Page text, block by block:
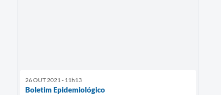
26 OUT 2021 - 11h13
Boletim Epidemiológico